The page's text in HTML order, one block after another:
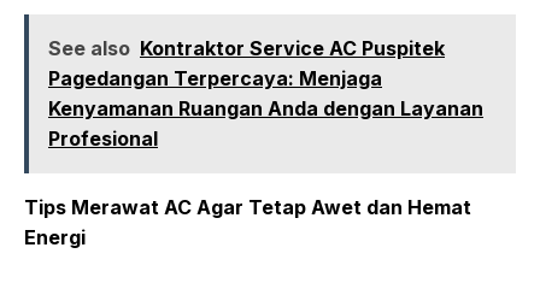
See also Kontraktor Service AC Puspitek
Pagedangan Terpercaya: Menjaga
Kenyamanan Ruangan Anda dengan Layanan
Profesional
Tips Merawat AC Agar Tetap Awet dan Hemat
Energi